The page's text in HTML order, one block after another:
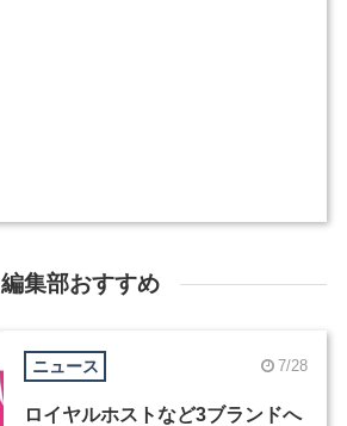
編集部おすすめ
ニュース 7/28
ロイヤルホストなど3ブランドへ